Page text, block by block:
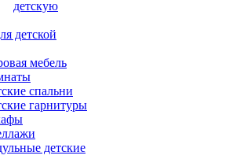
детскую
детской
мебель
спальни
гарнитуры
детские